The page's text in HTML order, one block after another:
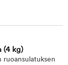
(4 kg)
ruoansulatuksen